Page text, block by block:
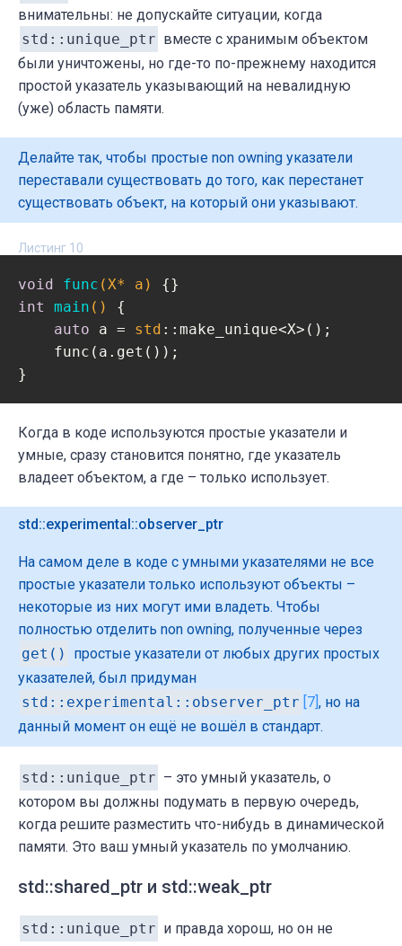
внимательны: не допускайте ситуации, когда
std::unique_ptr вместе с хранимым объектом
были уничтожены, но где-то по-прежнему находится
простой указатель указывающий на невалидную
(уже) область памяти.
Делайте так, чтобы простые non owning указатели
переставали существовать до того, как перестанет
существовать объект, на который они указывают.
Листинг 10
void func (X* a)
int
main ()
{
auto a = std ::make_unique<X>();
    func(a.get());
}
Когда в коде используются простые указатели и
умные, сразу становится понятно, где указатель
владеет объектом, а где – только использует.
std::experimental::observer_ptr
На самом деле в коде с умными указателями не все
простые указатели только используют объекты –
некоторые из них могут ими владеть. Чтобы
полностью отделить non owning, полученные через
get()
простые указатели от любых других простых
указателей, был придуман
std::experimental::observer_ptr [7], но на
данный момент он ещё не вошёл в стандарт.
std::unique_ptr – это умный указатель, о
котором вы должны подумать в первую очередь,
когда решите разместить что-нибудь в динамической
памяти. Это ваш умный указатель по умолчанию.
std::shared_ptr и std::weak_ptr
std::unique_ptr и правда хорош, но он не